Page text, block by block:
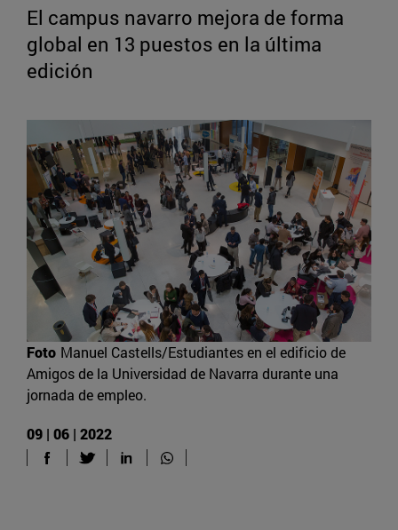
El campus navarro mejora de forma
global en 13 puestos en la última
edición
Foto Manuel Castells/Estudiantes en el edificio de
Amigos de la Universidad de Navarra durante una
jornada de empleo.
09 | 06 | 2022